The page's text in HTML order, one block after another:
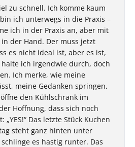
zu schnell. Ich komme kaum
ich unterwegs in die Praxis –
ich in der Praxis an, aber mit
der Hand. Der muss jetzt
es nicht ideal ist, aber es ist,
ich irgendwie durch, doch
Ich merke, wie meine
meine Gedanken springen,
den Kühlschrank im
Hoffnung, dass sich noch
„YES!“ Das letzte Stück Kuchen
steht ganz hinten unter
es hastig runter. Das